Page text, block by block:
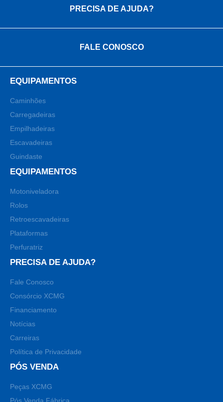
PRECISA DE AJUDA?
FALE CONOSCO
EQUIPAMENTOS
Caminhões
Carregadeiras
Empilhadeiras
Escavadeiras
Guindaste
EQUIPAMENTOS
Motoniveladora
Rolos
Retroescavadeiras
Plataformas
Perfuratriz
PRECISA DE AJUDA?
Fale Conosco
Consórcio XCMG
Financiamento
Notícias
Carreiras
Política de Privacidade
PÓS VENDA
Peças XCMG